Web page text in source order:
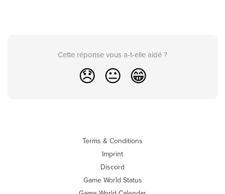
Cette réponse vous a-t-elle aidé ?
😞 😐 😁
Terms & Conditions
Imprint
Discord
Game World Status